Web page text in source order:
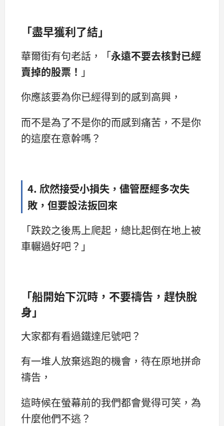
「盡早獲利了結」
華爾街有句老話，「永遠不要去核對已經
賣掉的股票！ 」
你應該要為你已經得到的感到高興，
而不是為了不是你的而感到痛苦，不是你
的這麼在意幹嗎？
4. 欣然接受小損失，儘管歷經多次失
敗，但要設法扳回來
「跌跤之後馬上爬起，總比起倒在地上被
車輾過好吧？」
「船開始下沉時，不要禱告，趕快脫
身」
大家都有看過鐵達尼號吧？
有一堆人放棄逃跑的機會，待在原地拼命
禱告，
這時候在螢幕前的我們都會覺得可笑，為
什麼他們不逃？